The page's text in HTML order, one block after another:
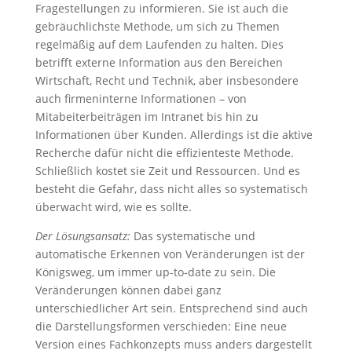
Fragestellungen zu informieren. Sie ist auch die
gebräuchlichste Methode, um sich zu Themen
regelmäßig auf dem Laufenden zu halten. Dies
betrifft externe Information aus den Bereichen
Wirtschaft, Recht und Technik, aber insbesondere
auch firmeninterne Informationen – von
Mitabeiterbeiträgen im Intranet bis hin zu
Informationen über Kunden. Allerdings ist die aktive
Recherche dafür nicht die effizienteste Methode.
Schließlich kostet sie Zeit und Ressourcen. Und es
besteht die Gefahr, dass nicht alles so systematisch
überwacht wird, wie es sollte.
Der Lösungsansatz: Das systematische und
automatische Erkennen von Veränderungen ist der
Königsweg, um immer up-to-date zu sein. Die
Veränderungen können dabei ganz
unterschiedlicher Art sein. Entsprechend sind auch
die Darstellungsformen verschieden: Eine neue
Version eines Fachkonzepts muss anders dargestellt